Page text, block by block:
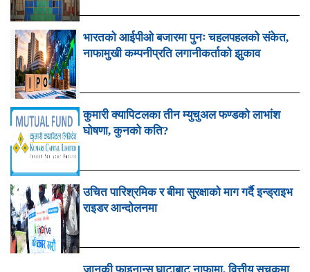
भारतको आईपीओ बजारमा पुनः चहलपहलको संकेत,
नाफामुखी कम्पनीप्रति लगानीकर्ताको झुकाव
कुमारी क्यापिटलका तीन म्युचुअल फण्डको लाभांश
घोषणा, कुनको कति?
उचित पारिश्रमिक र बीमा सुरक्षाको माग गर्दै इन्ड्राइभ
राइडर आन्दोलनमा
जानकी फाइनान्स घाटाबाट नाफामा, वित्तीय सूचकमा